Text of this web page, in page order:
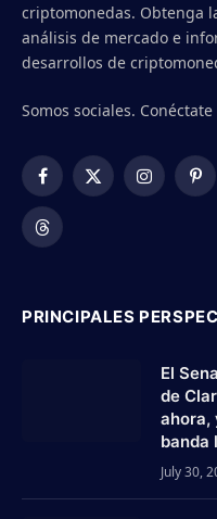
criptomonedas. Obtenga
análisis de mercado e
desarrollos de
Somos sociales.
Facebook
X
Instagram
Threads
PRINCIPALES
El
de
ahora,
banda
July 30,